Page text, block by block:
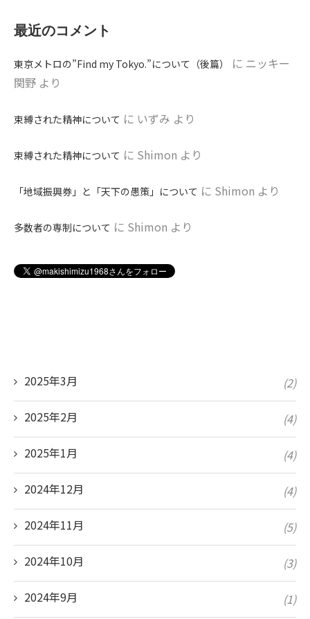
最近のコメント
東京メトロの”Find my Tokyo.”について（後篇） に ニッキー
関野 より
束縛された精神について に いずみ より
束縛された精神について に Shimon より
「地域振興券」と「天下の愚策」について に Shimon より
多数者の専制について に Shimon より
2025年3月 (2)
2025年2月 (4)
2025年1月 (4)
2024年12月 (4)
2024年11月 (5)
2024年10月 (3)
2024年9月 (1)